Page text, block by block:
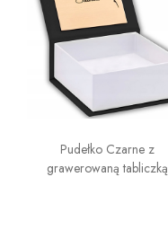
Pudełko Czarne z
grawerowaną tabliczką